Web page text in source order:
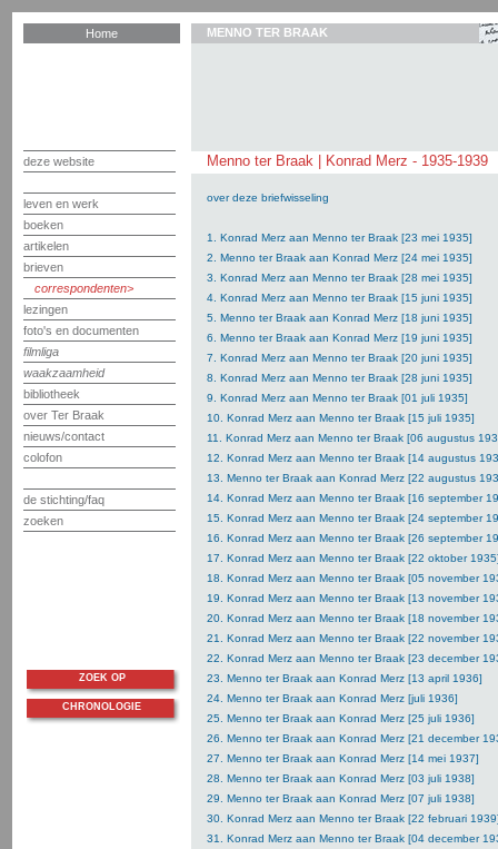
Home
deze website
leven en werk
boeken
artikelen
brieven
correspondenten
lezingen
foto's en documenten
filmliga
waakzaamheid
bibliotheek
over Ter Braak
nieuws/contact
colofon
de stichting/faq
zoeken
MENNO TER BRAAK
Menno ter Braak | Konrad Merz - 1935-1939
over deze briefwisseling
1. Konrad Merz aan Menno ter Braak [23 mei 1935]
2. Menno ter Braak aan Konrad Merz [24 mei 1935]
3. Konrad Merz aan Menno ter Braak [28 mei 1935]
4. Konrad Merz aan Menno ter Braak [15 juni 1935]
5. Menno ter Braak aan Konrad Merz [18 juni 1935]
6. Menno ter Braak aan Konrad Merz [19 juni 1935]
7. Konrad Merz aan Menno ter Braak [20 juni 1935]
8. Konrad Merz aan Menno ter Braak [28 juni 1935]
9. Konrad Merz aan Menno ter Braak [01 juli 1935]
10. Konrad Merz aan Menno ter Braak [15 juli 1935]
11. Konrad Merz aan Menno ter Braak [06 augustus
12. Konrad Merz aan Menno ter Braak [14 augustus
13. Menno ter Braak aan Konrad Merz [22 augustus
14. Konrad Merz aan Menno ter Braak [16 september
15. Konrad Merz aan Menno ter Braak [24 september
16. Konrad Merz aan Menno ter Braak [26 september
17. Konrad Merz aan Menno ter Braak [22 oktober
18. Konrad Merz aan Menno ter Braak [05 november
19. Konrad Merz aan Menno ter Braak [13 november
20. Konrad Merz aan Menno ter Braak [18 november
21. Konrad Merz aan Menno ter Braak [22 november
22. Konrad Merz aan Menno ter Braak [23 december
23. Menno ter Braak aan Konrad Merz [13 april 1936]
24. Menno ter Braak aan Konrad Merz [juli 1936]
25. Menno ter Braak aan Konrad Merz [25 juli 1936]
26. Menno ter Braak aan Konrad Merz [21 december
27. Menno ter Braak aan Konrad Merz [14 mei 1937]
28. Menno ter Braak aan Konrad Merz [03 juli 1938]
29. Menno ter Braak aan Konrad Merz [07 juli 1938]
30. Konrad Merz aan Menno ter Braak [22 februari
31. Konrad Merz aan Menno ter Braak [04 december
ZOEK OP
CHRONOLOGIE